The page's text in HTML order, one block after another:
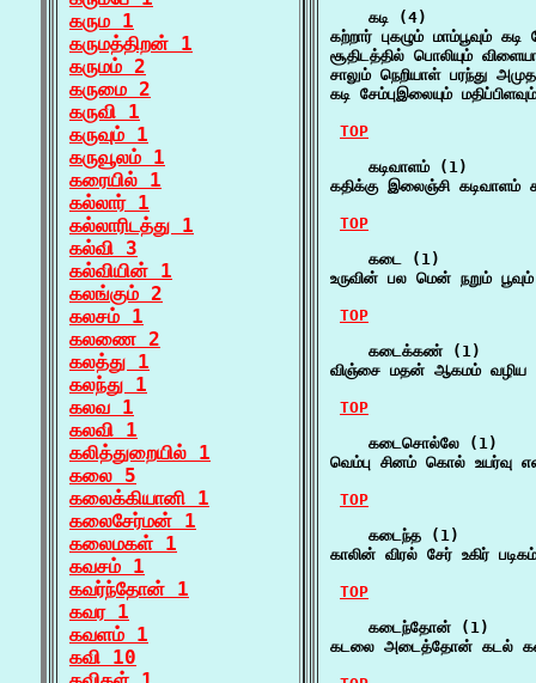
கரும 1
கருமத்திறன் 1
கருமம் 2
கருமை 2
கருவி 1
கருவும் 1
கருவூலம் 1
கரையில் 1
கல்லார் 1
கல்லாரிடத்து 1
கல்வி 3
கல்வியின் 1
கலங்கும் 2
கலசம் 1
கலணை 2
கலத்து 1
கலந்து 1
கலவ 1
கலவி 1
கலித்துறையில் 1
கலை 5
கலைக்கியானி 1
கலைசேர்மன் 1
கலைமகள் 1
கவசம் 1
கவர்ந்தோன் 1
கவர 1
கவளம் 1
கவி 10
    கடி (4)
கற்றார் புகழும் மாம்பூவும்
சூதிடத்தில் பொலியும்
சாலும் நெறியாள் பரந்து
கடி சேம்புஇலையும்
TOP
    கடிவாளம் (1)
கதிக்கு இலைஞ்சி
TOP
    கடை (1)
உருவின் பல மென் நறும்
TOP
    கடைக்கண் (1)
விஞ்சை மதன் ஆகமம்
TOP
    கடைசொல்லே (1)
வெம்பு சினம் கொல்
TOP
    கடைந்த (1)
காலின் விரல் சேர் உகிர்
TOP
    கடைந்தோன் (1)
கடலை அடைத்தோன் கடல்